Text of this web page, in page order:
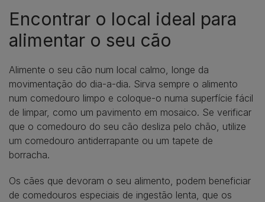
Encontrar o local ideal para
alimentar o seu cão
Alimente o seu cão num local calmo, longe da
movimentação do dia-a-dia. Sirva sempre o alimento
num comedouro limpo e coloque-o numa superfície fácil
de limpar, como um pavimento em mosaico. Se verificar
que o comedouro do seu cão desliza pelo chão, utilize
um comedouro antiderrapante ou um tapete de
borracha.
Os cães que devoram o seu alimento, podem beneficiar
de comedouros especiais de ingestão lenta, que os